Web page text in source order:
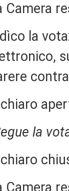
Camera
la
la
Camera